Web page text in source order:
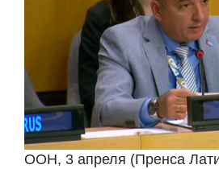
ООН, 3 апреля (Пренса